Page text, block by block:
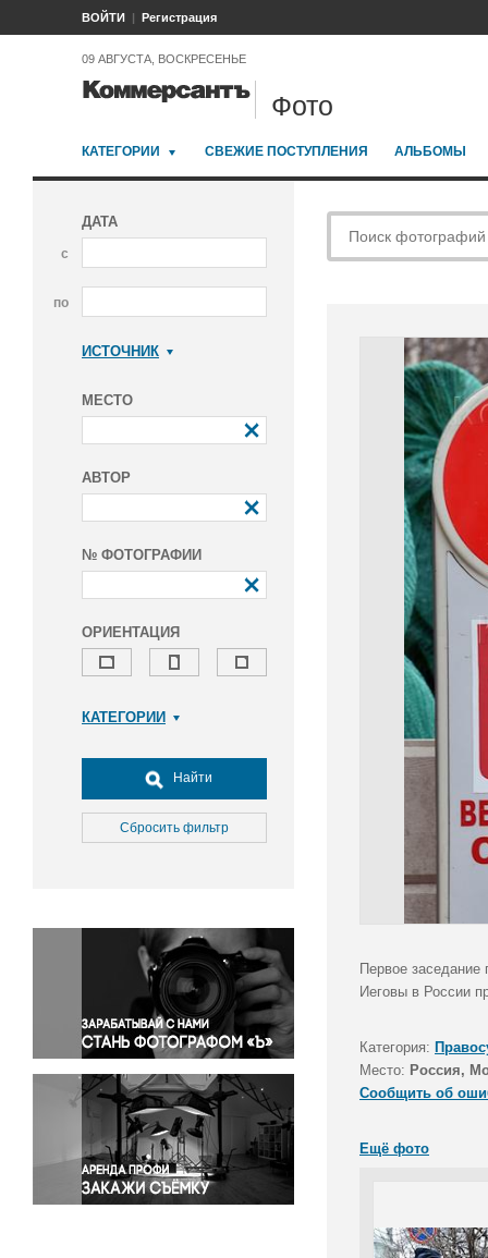
ВОЙТИ Регистрация
09 АВГУСТА, ВОСКРЕСЕНЬЕ
Фото
КАТЕГОРИИ СВЕЖИЕ ПОСТУПЛЕНИЯ АЛЬБОМЫ
ДАТА
с
по
ИСТОЧНИК
МЕСТО
АВТОР
№ ФОТОГРАФИИ
ОРИЕНТАЦИЯ
КАТЕГОРИИ
Досуг, туризм и отдых
Культура
Медицина
Окружающая среда
Политика
Правосудие
Происшествия и конфликты
Религия
Светская жизнь
Спорт
Экология
Экономика и бизнес
Найти
Сбросить фильтр
Первое
Иеговы в России
Категория:
Место: Россия,
Сообщить об
Ещё фото